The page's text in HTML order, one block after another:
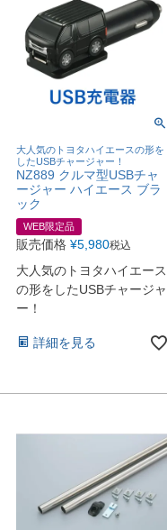
大人気のトヨタハイエースの形を
したUSBチャージャー！
NZ889 クルマ型USBチャ
ージャー ハイエース ブラ
ック
WEB限定品
販売価格 ¥5,980税込
大人気のトヨタハイエース
の形をしたUSBチャージャ
ー！
詳細を見る